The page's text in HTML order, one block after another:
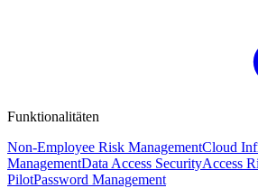
Funktionalitäten
Non-Employee Risk ManagementCloud
ManagementData Access SecurityAccess
PilotPassword Management